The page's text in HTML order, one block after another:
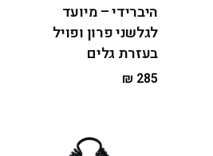
היברידי – מיועד
לגלשני פרון ופויל
בעזרת גלים
₪ 285